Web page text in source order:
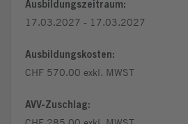
Ausbildungszeitraum:
17.03.2027 - 17.03.2027
Ausbildungskosten:
CHF 570.00 exkl. MWST
AVV-Zuschlag: